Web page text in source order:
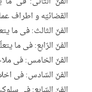
القضائیّه و اطراف
الفنّ الثالث: فی ما
الفنّ الرّابع: فی ما
الفنّ الخامس: فی
الفنّ السّادس: فی